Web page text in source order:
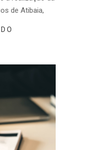
de Atibaia,